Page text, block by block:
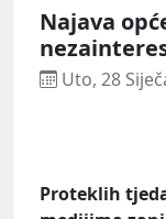
Najava
Uto, 28
Proteklih